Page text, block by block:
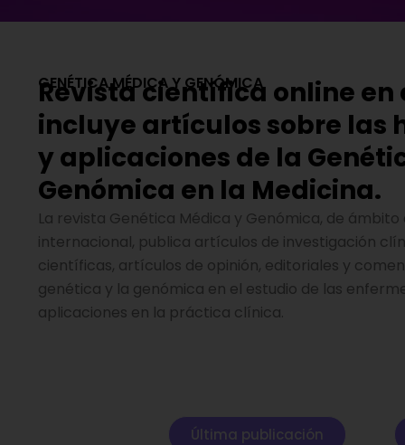
GENÉTICA MÉDICA Y GENÓMICA
Revista científica online en
incluye artículos sobre las
y aplicaciones de la
Genómica en la Medicina.
La revista Genética Médica y Genómica, de
internacional, publica artículos de investigación
científicas, artículos de opinión, editoriales y
genética y la genómica en el estudio de las
aplicaciones en la práctica clínica.
Última publicación